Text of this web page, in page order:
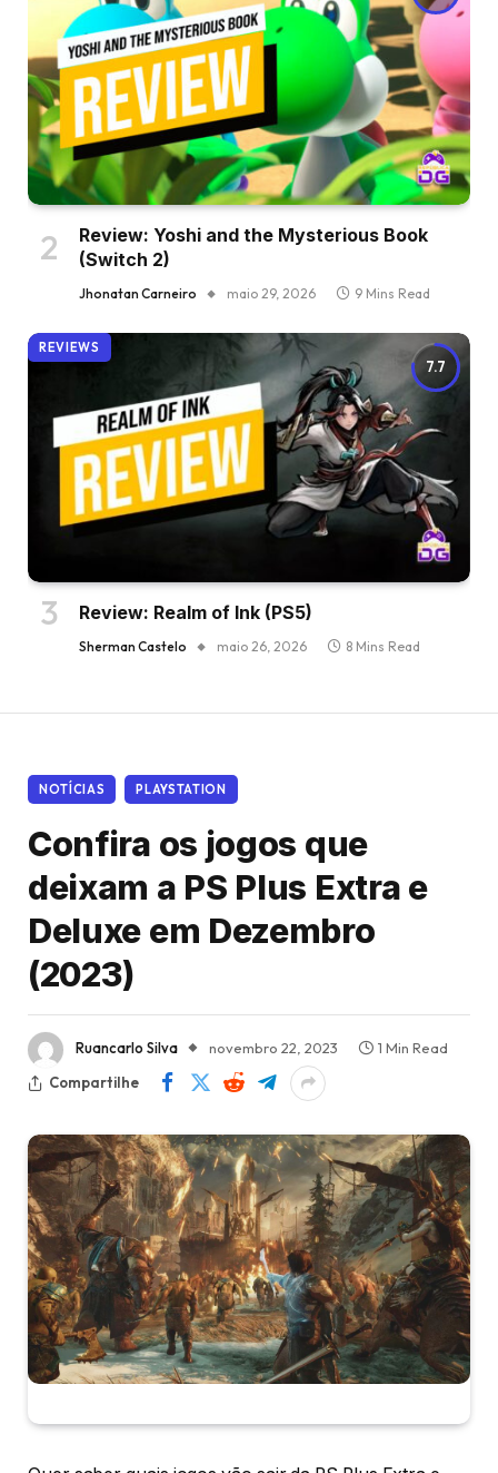
Review: Yoshi and the Mysterious Book
(Switch 2)
Jhonatan Carneiro maio 29, 2026 9 Mins Read
7.7
REVIEWS
Review: Realm of Ink (PS5)
Sherman Castelo maio 26, 2026 8 Mins Read
NOTÍCIAS PLAYSTATION
Confira os jogos que
deixam a PS Plus Extra e
Deluxe em Dezembro
(2023)
Ruancarlo Silva novembro 22, 2023
1 Min Read
Compartilhe